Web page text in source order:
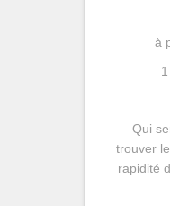
à
Qui
trouver
rapidité